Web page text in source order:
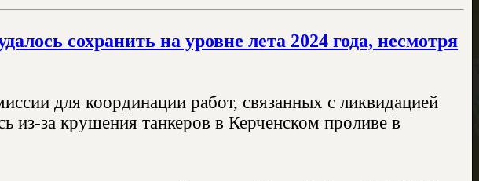
сохранить на уровне лета 2024 года, несмотря
для координации работ, связанных с ликвидацией
из-за крушения танкеров в Керченском проливе в